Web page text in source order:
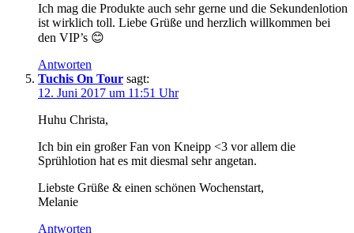
Ich mag die Produkte auch sehr gerne und die Sekundenlotion
ist wirklich toll. Liebe Grüße und herzlich willkommen bei
den VIP’s 😊
Antworten
Tuchis On Tour sagt:
12. Juni 2017 um 11:51 Uhr
Huhu Christa,
Ich bin ein großer Fan von Kneipp <3 vor allem die
Sprühlotion hat es mit diesmal sehr angetan.
Liebste Grüße & einen schönen Wochenstart,
Melanie
Antworten